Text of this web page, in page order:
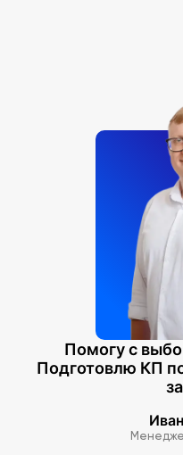
Помогу с
Подготовлю КП